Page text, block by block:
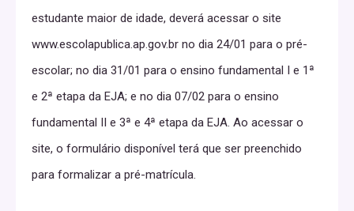
estudante maior de idade, deverá acessar o site
www.escolapublica.ap.gov.br no dia 24/01 para o pré-
escolar; no dia 31/01 para o ensino fundamental I e 1ª
e 2ª etapa da EJA; e no dia 07/02 para o ensino
fundamental II e 3ª e 4ª etapa da EJA. Ao acessar o
site, o formulário disponível terá que ser preenchido
para formalizar a pré-matrícula.